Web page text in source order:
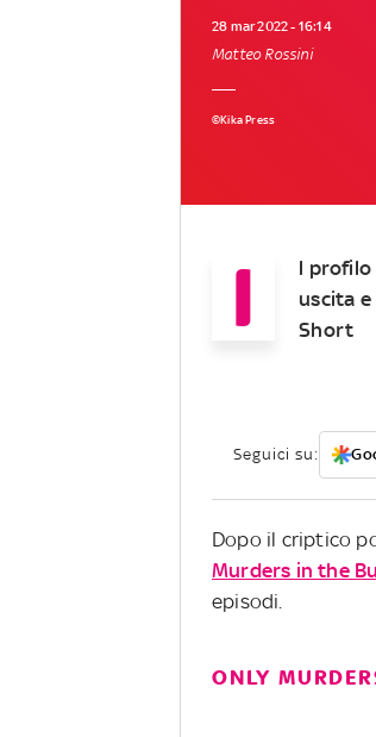
28 mar 2022 - 16:14
Matteo Rossini
©Kika Press
I
l profilo
uscita
Short
Seguici su:
Dopo il criptico
Murders in the
episodi.
ONLY